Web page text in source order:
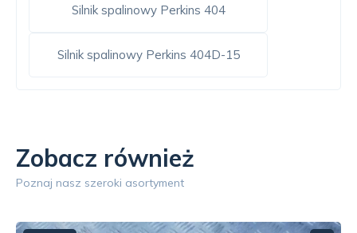
Silnik spalinowy Perkins 404
Silnik spalinowy Perkins 404D-15
Zobacz również
Poznaj nasz szeroki asortyment